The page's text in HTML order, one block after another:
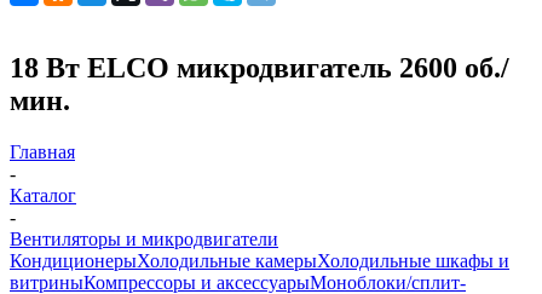
18 Вт ELCO микродвигатель 2600 об./
мин.
Главная
-
Каталог
-
Вентиляторы и микродвигатели
КондиционерыХолодильные камерыХолодильные шкафы и
витриныКомпрессоры и аксессуарыМоноблоки/сплит-